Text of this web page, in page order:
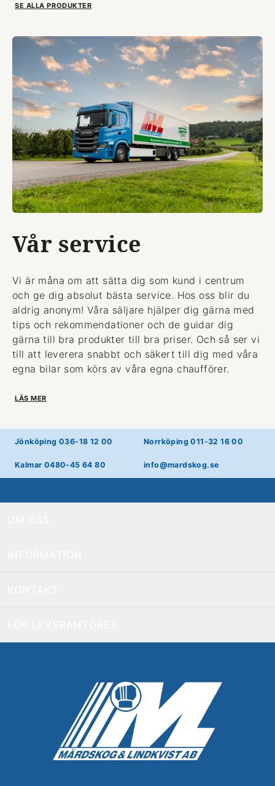
SE ALLA PRODUKTER
Vår service
Vi är måna om att sätta dig som kund i centrum
och ge dig absolut bästa service. Hos oss blir du
aldrig anonym! Våra säljare hjälper dig gärna med
tips och rekommendationer och de guidar dig
gärna till bra produkter till bra priser. Och så ser vi
till att leverera snabbt och säkert till dig med våra
egna bilar som körs av våra egna chaufförer.
LÄS MER
Jönköping 036-18 12 00 Norrköping 011-32 16 00
Kalmar 0480-45 64 80 info@mardskog.se